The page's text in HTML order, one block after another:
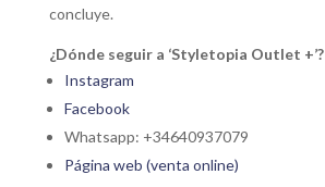
concluye.
¿Dónde seguir a ‘Styletopia Outlet +’?
Instagram
Facebook
Whatsapp: +34640937079
Página web (venta online)